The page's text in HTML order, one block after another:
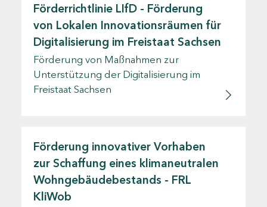
Förderrichtlinie LIfD - Förderung
von Lokalen Innovationsräumen für
Digitalisierung im Freistaat Sachsen
Förderung von Maßnahmen zur
Unterstützung der Digitalisierung im
Freistaat Sachsen
Förderung innovativer Vorhaben
zur Schaffung eines klimaneutralen
Wohngebäudebestands - FRL
KliWob